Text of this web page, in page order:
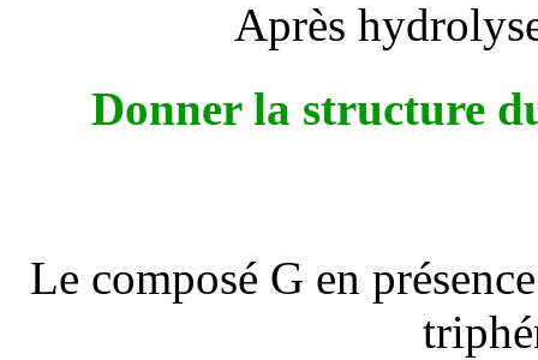
Après
Donner la structure
Le composé G en